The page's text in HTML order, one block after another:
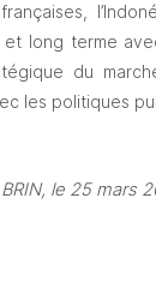
long terme
du
les politiques
le 25 mars